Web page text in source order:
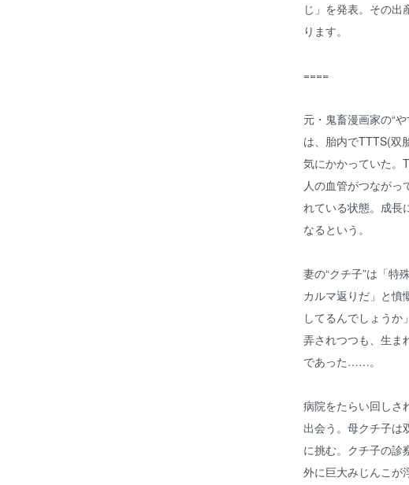
じ」を発表。その出
ります。
====
元・鬼畜漫画家の“
は、胎内でTTTS(双
気にかかっていた。
人の血管がつながっ
れている状態。成長
なるという。
妻の“クチ子”は「特
カルマ返りだ」と憤
してるんでしょう
弄されつつも、生ま
であった……。
病院をたらい回しさ
出会う。母クチ子は
に挑む。クチ子の診
外に巨大みじんこが